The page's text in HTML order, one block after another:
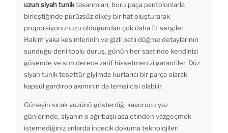
uzun siyah tuniktasarımları, boru paça pantolonlarla
birleştiğinde pürüzsüz dikey bir hat oluşturarak
proporsiyonunuzu olduğundan çok daha fit sergiler.
Hakim yaka kesimlerinin ve gizli patlı düğme detaylarının
sunduğu derli toplu duruş, günün her saatinde kendinizi
güvende ve son derece zarif hissetmenizi garantiler. Düz
siyah tunik tesettür giyimde kurtarıcı bir parça olarak
kapsül gardırop akımının da temsilcisi olabilir.
Güneşin sıcak yüzünü gösterdiği kavurucu yaz
günlerinde, siyahın o ağırbaşlı asaletinden vazgeçmek
istemediğiniz anlarda incecik dokuma teknolojileri